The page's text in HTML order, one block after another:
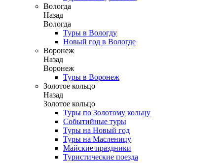
Вологда
Назад
Вологда
Туры в Вологду
Новый год в Вологде
Воронеж
Назад
Воронеж
Туры в Воронеж
Золотое кольцо
Назад
Золотое кольцо
Туры по Золотому кольцу
Событийные туры
Туры на Новый год
Туры на Масленицу
Майские праздники
Туристические поезда